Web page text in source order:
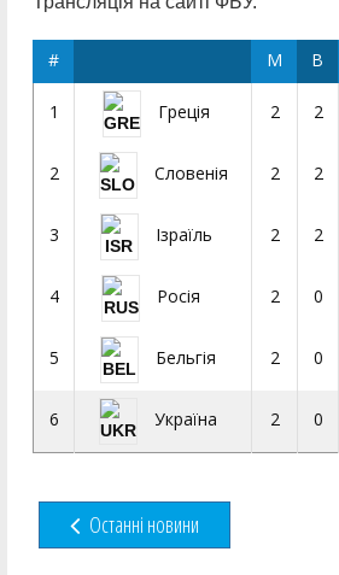
# М В
1 Греція 2 2
2 Словенія 2 2
3 Ізраїль 2 2
4 Росія 2 0
5 Бельгія 2 0
6 Україна 2 0
Останні новини